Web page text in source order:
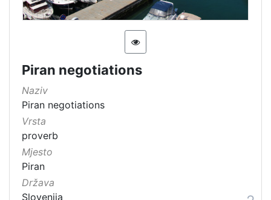
Piran negotiations
Naziv
Piran negotiations
Vrsta
proverb
Mjesto
Piran
Država
Slovenija